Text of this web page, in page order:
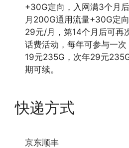
+30G定向，入网满3个月
月200G通用流量+30G定
29元/月，第14个月后可再
话费活动，每年可参与一
19元235G，次年29元
期可续。
快递方式
京东顺丰